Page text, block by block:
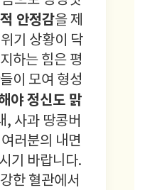
안정감을 제
기 상황이 닥
하는 힘은 평
이 모여 형성
야 정신도 맑
, 사과 땅콩버
러분의 내면
기 바랍니다.
한 혈관에서